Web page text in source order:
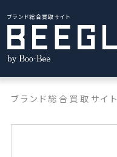
ブランド総合買取サイト
ブランド総合買取サイト